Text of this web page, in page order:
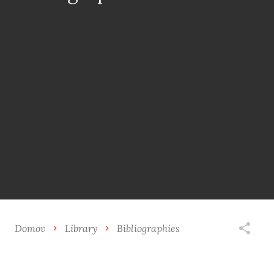
Domov Library Bibliographies